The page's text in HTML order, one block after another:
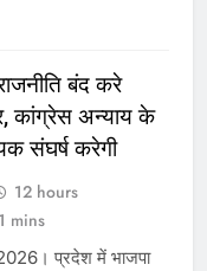
बंद करे
कांग्रेस अन्याय के
संघर्ष करेगी
12 hours
1 mins
प्रदेश में भाजपा